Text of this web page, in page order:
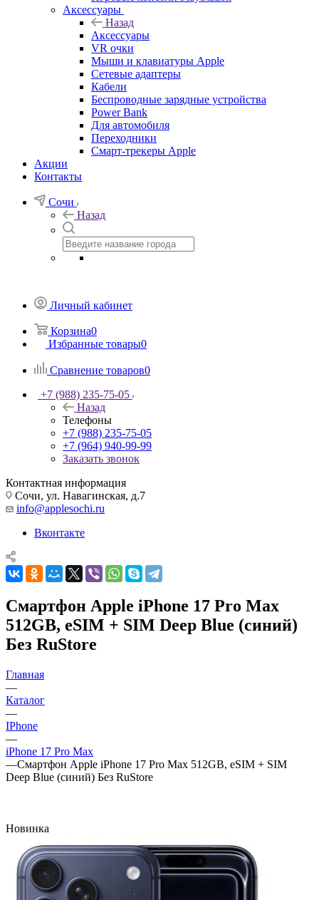
Аксессуары
Назад
Аксессуары
VR очки
Мыши и клавиатуры Apple
Сетевые адаптеры
Кабели
Беспроводные зарядные устройства
Power Bank
Для автомобиля
Переходники
Смарт-трекеры Apple
Акции
Контакты
Сочи
Назад
Личный кабинет
Корзина0
Избранные товары0
Сравнение товаров0
+7 (988) 235-75-05
Назад
Телефоны
+7 (988) 235-75-05
+7 (964) 940-99-99
Заказать звонок
Контактная информация
Сочи, ул. Навагинская, д.7
info@applesochi.ru
Вконтакте
Смартфон Apple iPhone 17 Pro Max
512GB, eSIM + SIM Deep Blue (синий)
Без RuStore
Главная
—
Каталог
—
IPhone
—
iPhone 17 Pro Max
—Смартфон Apple iPhone 17 Pro Max 512GB, eSIM + SIM
Deep Blue (синий) Без RuStore
Новинка